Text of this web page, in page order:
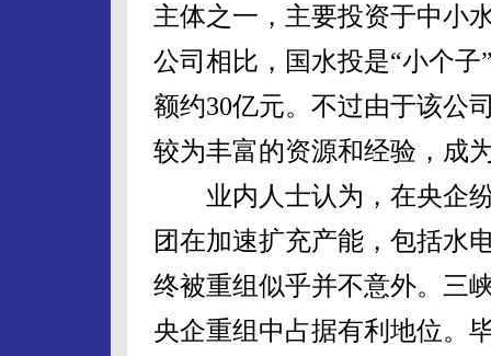
主体之一，主要投资于中小
公司相比，国水投是“小个子
额约30亿元。不过由于该公
较为丰富的资源和经验，成
业内人士认为，在央企纷
团在加速扩充产能，包括水
终被重组似乎并不意外。三
央企重组中占据有利地位。